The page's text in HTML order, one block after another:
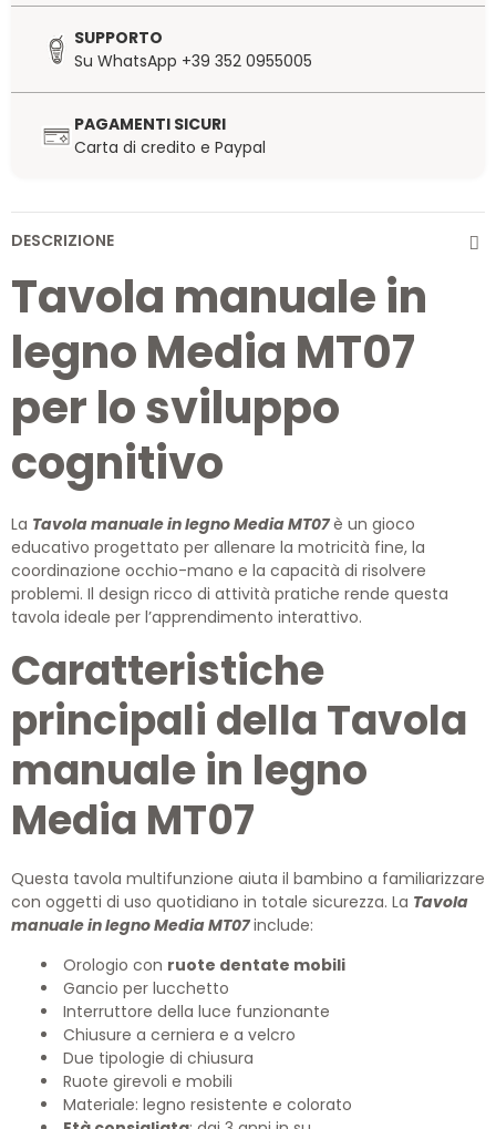
SUPPORTO
Su WhatsApp +39 352 0955005
PAGAMENTI SICURI
Carta di credito e Paypal
DESCRIZIONE
Tavola manuale in
legno Media MT07
per lo sviluppo
cognitivo
La Tavola manuale in legno Media MT07è un gioco
educativo progettato per allenare la motricità fine, la
coordinazione occhio-mano e la capacità di risolvere
problemi. Il design ricco di attività pratiche rende questa
tavola ideale per l’apprendimento interattivo.
Caratteristiche
principali della Tavola
manuale in legno
Media MT07
Questa tavola multifunzione aiuta il bambino a familiarizzare
con oggetti di uso quotidiano in totale sicurezza. La Tavola
manuale in legno Media MT07include:
Orologio con ruote dentate mobili
Gancio per lucchetto
Interruttore della luce funzionante
Chiusure a cerniera e a velcro
Due tipologie di chiusura
Ruote girevoli e mobili
Materiale: legno resistente e colorato